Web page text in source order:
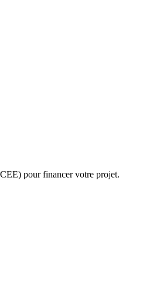
pour financer votre projet.